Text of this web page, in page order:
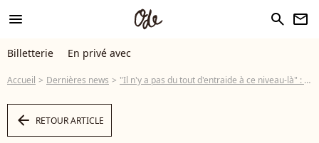
menu search newsletter
Billetterie En privé avec
Accueil Dernières news "Il n'y a pas du tout d'entraide à ce niveau-là" : Ce départ d'Un si grand soleil pour lequel Fabrice Deville n'a pas été du tout consulté
arrow_left RETOUR ARTICLE